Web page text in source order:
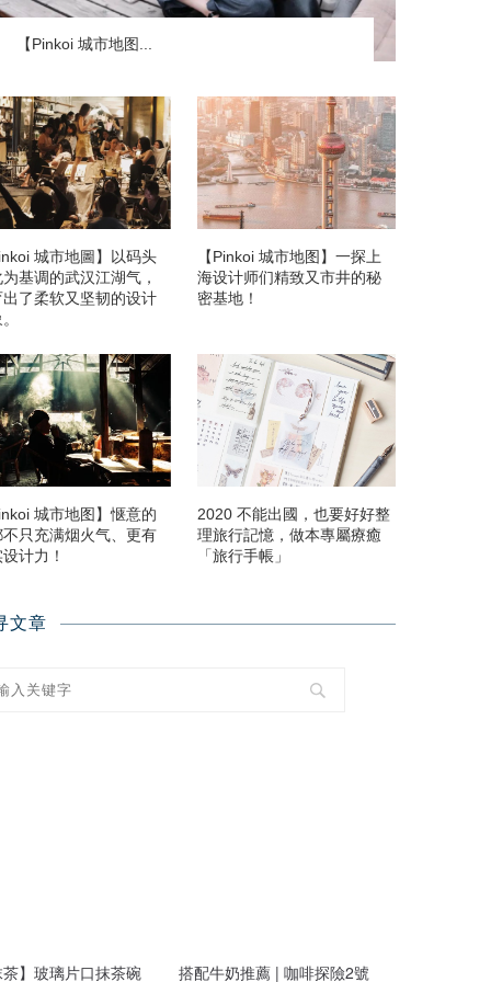
【Pinkoi 城市地图...
城市地圖】以码头
基调的武汉江湖气，
出了柔软又坚韧的设计
【Pinkoi 城市地图】一探上
海设计师们精致又市井的秘
密基地！
城市地图】惬意的
不只充满烟火气、更有
计力！
2020 不能出國，也要好好整
理旅行記憶，做本專屬療癒
「旅行手帳」
文章